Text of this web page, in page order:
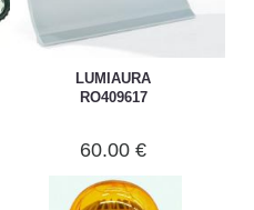
LUMIAURA
RO409617
60.00 €